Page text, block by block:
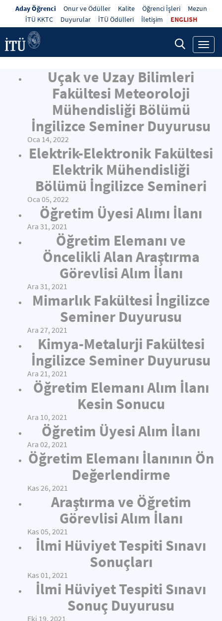
Aday Öğrenci Onur ve Ödüller Kalite Öğrenci İşleri
Mezun
İTÜ KKTC
Duyurular İTÜ Ödülleri İletişim ENGLISH
Uçak ve Uzay Bilimleri
Fakültesi Meteoroloji
Mühendisliği Bölümü
İngilizce Seminer Duyurusu
Oca 14, 2022
Elektrik-Elektronik Fakültesi
Elektrik Mühendisliği
Bölümü İngilizce Semineri
Oca 05, 2022
Öğretim Üyesi Alımı İlanı
Ara 31, 2021
Öğretim Elemanı ve
Öncelikli Alan Araştırma
Görevlisi Alım İlanı
Ara 31, 2021
Mimarlık Fakültesi İngilizce
Seminer Duyurusu
Ara 27, 2021
Kimya-Metalurji Fakültesi
İngilizce Seminer Duyurusu
Ara 21, 2021
Öğretim Elemanı Alım İlanı
Kesin Sonucu
Ara 10, 2021
Öğretim Üyesi Alım İlanı
Ara 02, 2021
Öğretim Elemanı İlanının Ön
Değerlendirme
Kas 26, 2021
Araştırma ve Öğretim
Görevlisi Alım İlanı
Kas 05, 2021
İlmi Hüviyet Tespiti Sınavı
Sonuçları
Kas 01, 2021
İlmi Hüviyet Tespiti Sınavı
Sonuç Duyurusu
Eki 19, 2021